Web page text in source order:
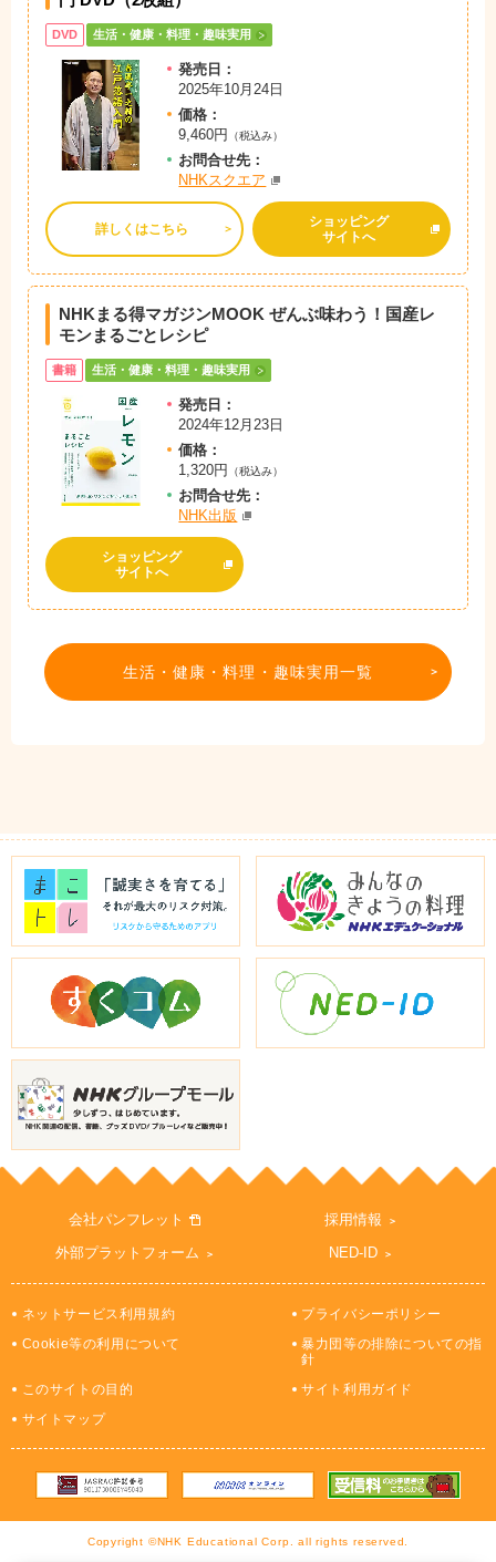
DVD 生活・健康・料理・趣味実用
発売日：
2025年10月24日
価格：
9,460円
（税込み）
お問合せ先：
NHKスクエア
詳しくはこちら
ショッピング
サイトへ
NHKまる得マガジンMOOK ぜんぶ味わう！国産レ
モンまるごとレシピ
書籍 生活・健康・料理・趣味実用
発売日：
2024年12月23日
価格：
1,320円
（税込み）
お問合せ先：
NHK出版
ショッピング
サイトへ
生活・健康・料理・趣味実用一覧
会社パンフレット
採用情報
外部プラットフォーム
NED-ID
ネットサービス利用規約
プライバシーポリシー
Cookie等の利用について
暴力団等の排除についての指
針
このサイトの目的
サイト利用ガイド
サイトマップ
Copyright ©NHK Educational Corp. all rights reserved.